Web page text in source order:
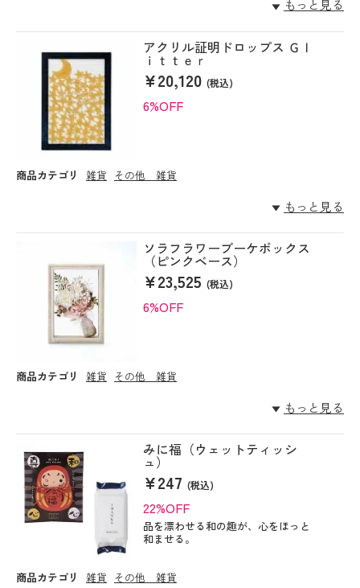
もっと見る
アクリル証明ドロップス Ｇｌ
ｉｔｔｅｒ
¥20,120(税込)
6%OFF
商品カテゴリ 雑貨 その他 雑貨
もっと見る
ソラフラワーブーケボックス
（ピンクベース）
¥23,525(税込)
6%OFF
商品カテゴリ 雑貨 その他 雑貨
もっと見る
みに福（ウェットティッシ
ュ）
¥247(税込)
22%OFF
品を漂わせる和の趣が、心をほっと
和ませる。
商品カテゴリ 雑貨 その他 雑貨